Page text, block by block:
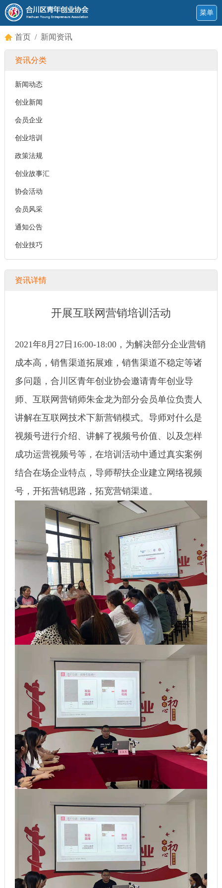
菜单
首页/ 新闻资讯
资讯分类
新闻动态
创业新闻
会员企业
创业培训
政策法规
创业故事汇
协会活动
会员风采
通知公告
创业技巧
资讯详情
开展互联网营销培训活动
2021年8月 27日 16:00-18:00，为解决部分企业营销
成本高，销售渠道拓展难，销售渠道不稳定等诸
多问题， 合川区青年创业协会邀请青年创业导
师、互联网营销师朱金龙为部分会员单位负责人
讲解在互联网技术下新营销模式。导师对什么是
视频号进行介绍、讲解了视频号价值、以及怎样
成功运营视频号等，在培训活动中通过真实案例
结合在场企业特点，导师帮扶企业建立网络视频
号，开拓营销思路，拓宽营销渠道。